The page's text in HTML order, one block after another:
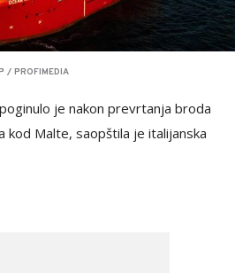
/ PROFIMEDIA
je nakon prevrtanja broda
kod Malte, saopštila je italijanska